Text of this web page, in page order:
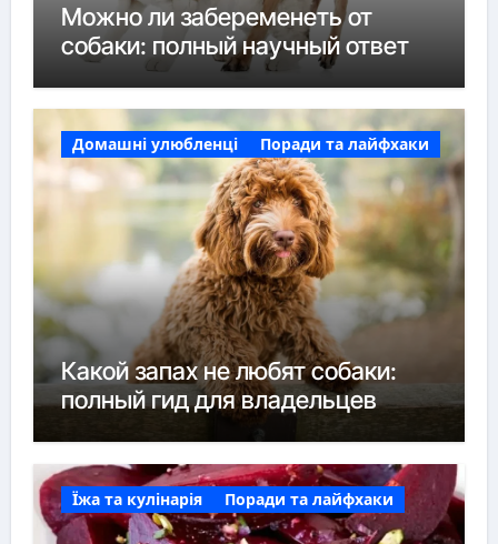
Можно ли забеременеть от
собаки: полный научный ответ
Домашні улюбленці Поради та лайфхаки
Какой запах не любят собаки:
полный гид для владельцев
Їжа та кулінарія Поради та лайфхаки